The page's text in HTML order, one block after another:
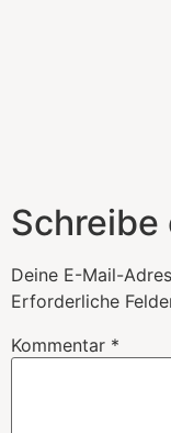
Schreibe
Deine E-Mail-
Erforderliche
Kommentar *